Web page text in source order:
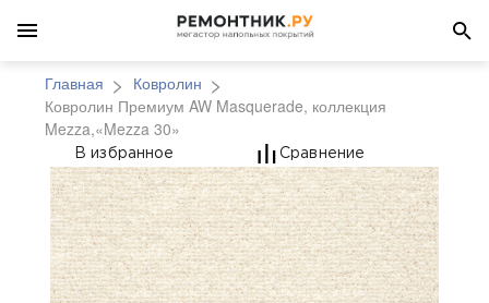
Главная
Ковролин
Ковролин Премиум AW Masquerade, коллекция
Mezza,«Mezza 30»
Ковролин Премиум
В избранное Сравнение